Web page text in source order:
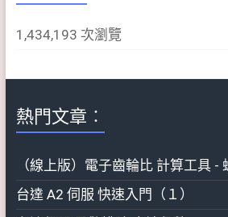
1,434,193 次瀏覽
熱門文章︰
（線上版）電子齒輪比 計算工具 -
台達 A2 伺服 快速入門（１）